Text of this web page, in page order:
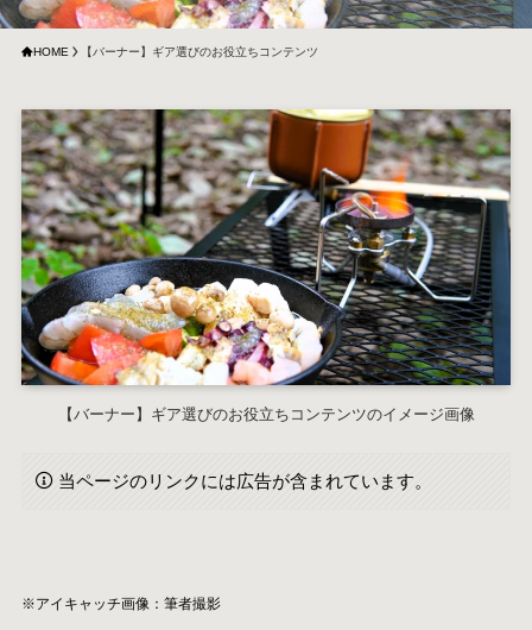
HOME 【バーナー】ギア選びのお役立ちコンテンツ
【バーナー】ギア選びのお役立ちコンテンツのイメージ画像
当ページのリンクには広告が含まれています。
※アイキャッチ画像：筆者撮影